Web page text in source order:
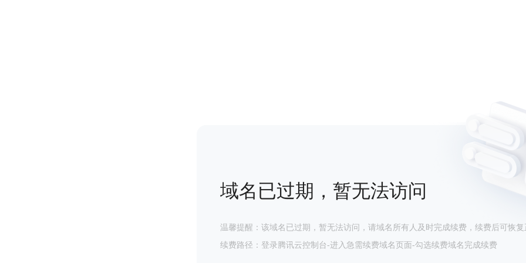
域名已过期，暂无法访问
温馨提醒：该域名已过期，暂无法访问，请域名所有人及时完成续费，续费后可恢复
续费路径：登录腾讯云控制台-进入急需续费域名页面-勾选续费域名完成续费